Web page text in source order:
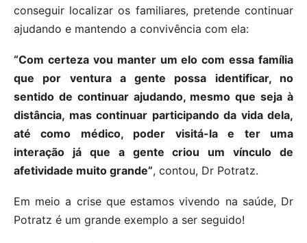
conseguir localizar os familiares, pretende continuar
ajudando e mantendo a convivência com ela:
“Com certeza vou manter um elo com essa família
que por ventura a gente possa identificar, no
sentido de continuar ajudando, mesmo que seja à
distância, mas continuar participando da vida dela,
até como médico, poder visitá-la e ter uma
interação já que a gente criou um vínculo de
afetividade muito grande”, contou, Dr Potratz.
Em meio a crise que estamos vivendo na saúde, Dr
Potratz é um grande exemplo a ser seguido!